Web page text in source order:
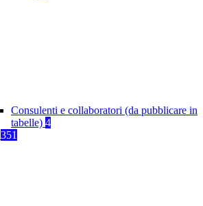
Consulenti e collaboratori (da pubblicare in
tabelle) 4
351